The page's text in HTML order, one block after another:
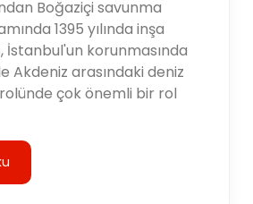
Boğaziçi savunma
1395 yılında inşa
İstanbul'un korunmasında
Akdeniz arasındaki deniz
çok önemli bir rol